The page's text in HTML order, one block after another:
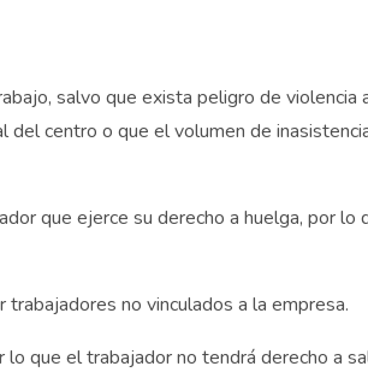
salvo que exista peligro de violencia
del centro o que el volumen de
que ejerce su derecho a huelga, por lo
no vinculados a la empresa.
que el trabajador no tendrá derecho a